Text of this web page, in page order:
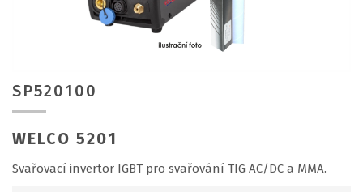
SP520100
WELCO 5201
Svařovací invertor IGBT pro svařování TIG AC/DC a MMA.